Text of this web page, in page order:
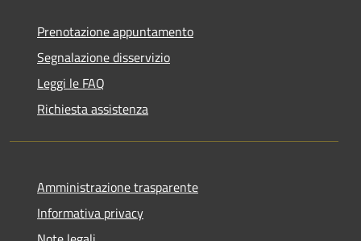
Prenotazione appuntamento
Segnalazione disservizio
Leggi le FAQ
Richiesta assistenza
Amministrazione trasparente
Informativa privacy